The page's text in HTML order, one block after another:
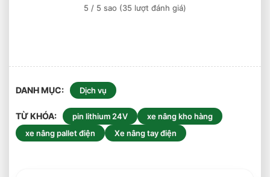
5 / 5 sao (35 lượt đánh giá)
DANH MỤC Dịch vụ
TỪ KHÓA pin lithium 24V
xe nâng kho hàng
xe nâng pallet điện
Xe nâng tay điện